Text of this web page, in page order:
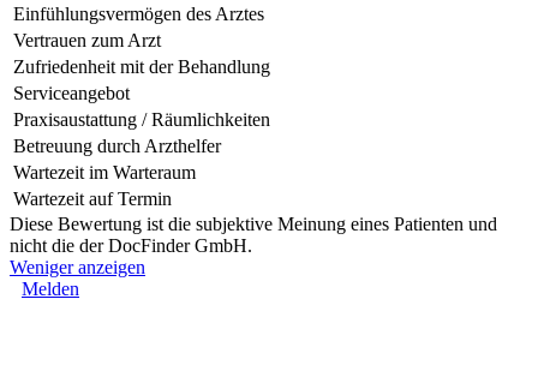
Einfühlungsvermögen des Arztes
Vertrauen zum Arzt
Zufriedenheit mit der Behandlung
Serviceangebot
Praxisaustattung / Räumlichkeiten
Betreuung durch Arzthelfer
Wartezeit im Warteraum
Wartezeit auf Termin
Diese Bewertung ist die subjektive Meinung eines Patienten und
nicht die der DocFinder GmbH.
Weniger anzeigen
Melden